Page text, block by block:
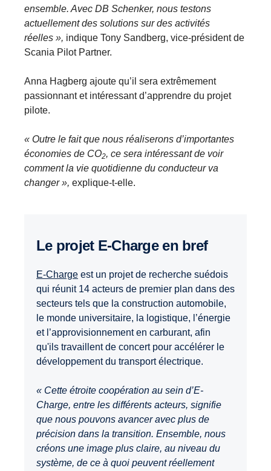
ensemble. Avec DB Schenker, nous testons
actuellement des solutions sur des activités
réelles », indique Tony Sandberg, vice-président de
Scania Pilot Partner.
Anna Hagberg ajoute qu’il sera extrêmement
passionnant et intéressant d’apprendre du projet
pilote.
« Outre le fait que nous réaliserons d’importantes
économies de CO2, ce sera intéressant de voir
comment la vie quotidienne du conducteur va
changer », explique-t-elle.
Le projet E-Charge en bref
E-Charge est un projet de recherche suédois
qui réunit 14 acteurs de premier plan dans des
secteurs tels que la construction automobile,
le monde universitaire, la logistique, l’énergie
et l’approvisionnement en carburant, afin
qu'ils travaillent de concert pour accélérer le
développement du transport électrique.
« Cette étroite coopération au sein d’E-
Charge, entre les différents acteurs, signifie
que nous pouvons avancer avec plus de
précision dans la transition. Ensemble, nous
créons une image plus claire, au niveau du
système, de ce à quoi peuvent réellement